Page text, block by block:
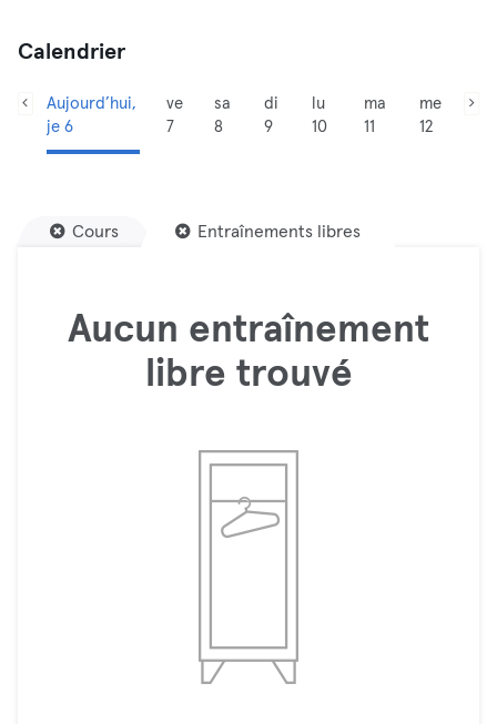
Calendrier
Aujourd’hui,
je 6
ve
7
sa
8
di
9
lu
10
ma
11
me
12
Cours Entraînements libres
Aucun entraînement
libre trouvé